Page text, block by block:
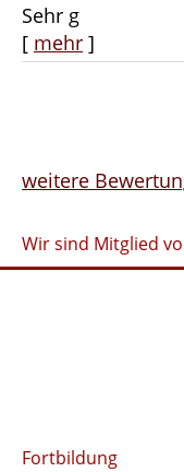
Sehr g
[ mehr ]
weitere
Wir sind Mitglied
Fortbildung